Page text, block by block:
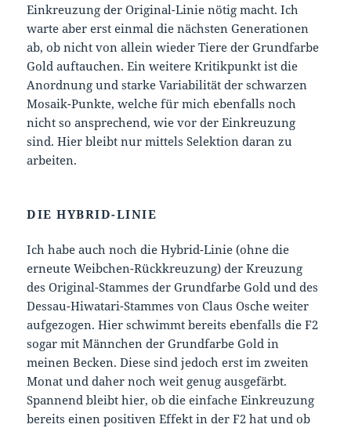
Einkreuzung der Original-Linie nötig macht. Ich
warte aber erst einmal die nächsten Generationen
ab, ob nicht von allein wieder Tiere der Grundfarbe
Gold auftauchen. Ein weitere Kritikpunkt ist die
Anordnung und starke Variabilität der schwarzen
Mosaik-Punkte, welche für mich ebenfalls noch
nicht so ansprechend, wie vor der Einkreuzung
sind. Hier bleibt nur mittels Selektion daran zu
arbeiten.
DIE HYBRID-LINIE
Ich habe auch noch die Hybrid-Linie (ohne die
erneute Weibchen-Rückkreuzung) der Kreuzung
des Original-Stammes der Grundfarbe Gold und des
Dessau-Hiwatari-Stammes von Claus Osche weiter
aufgezogen. Hier schwimmt bereits ebenfalls die F2
sogar mit Männchen der Grundfarbe Gold in
meinen Becken. Diese sind jedoch erst im zweiten
Monat und daher noch weit genug ausgefärbt.
Spannend bleibt hier, ob die einfache Einkreuzung
bereits einen positiven Effekt in der F2 hat und ob